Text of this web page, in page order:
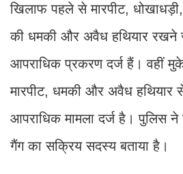
खिलाफ पहले से मारपीट,
की धमकी और अवैध हथियार रखने
आपराधिक प्रकरण दर्ज हैं। वहीं
मारपीट, धमकी और अवैध हथियार
आपराधिक मामला दर्ज है। पुलिस ने
गैंग का सक्रिय सदस्य बताया है।